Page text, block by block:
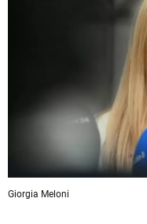
Giorgia Meloni